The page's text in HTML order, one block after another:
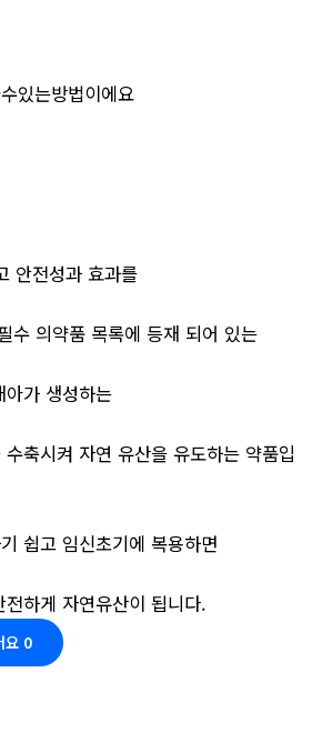
있는방법이에요
안전성과 효과를
수 의약품 목록에 등재 되어 있는
가 생성하는
축시켜 자연 유산을 유도하는 약품입
쉽고 임신초기에 복용하면
하게 자연유산이 됩니다.
요 0